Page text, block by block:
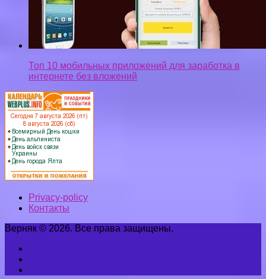
Privacy-policy
Контакты
Верняк © 2026. Все права защищены.